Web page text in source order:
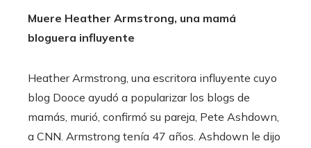
Muere Heather Armstrong, una mamá
bloguera influyente
Heather Armstrong, una escritora influyente cuyo
blog Dooce ayudó a popularizar los blogs de
mamás, murió, confirmó su pareja, Pete Ashdown,
a CNN. Armstrong tenía 47 años. Ashdown le dijo